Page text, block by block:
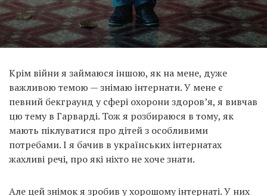
Крім війни я займаюся іншою, як на мене, дуже
важливою темою — знімаю інтернати. У мене є
певний бекграунд у сфері охорони здоров’я, я вивчав
цю тему в Гарварді. Тож я розбираюся в тому, як
мають піклуватися про дітей з особливими
потребами. І я бачив в українських інтернатах
жахливі речі, про які ніхто не хоче знати.
Але цей знімок я зробив у хорошому інтернаті. У них